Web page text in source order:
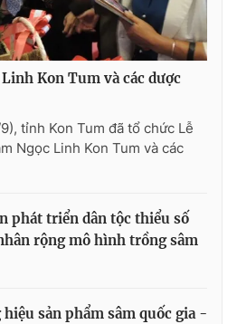
897 897
hình thức nếu không có sự chấp
Kon Tum và các dược
tỉnh Kon Tum đã tổ chức Lễ
Ngọc Linh Kon Tum và các
phát triển dân tộc thiểu số
rộng mô hình trồng sâm
sản phẩm sâm quốc gia -